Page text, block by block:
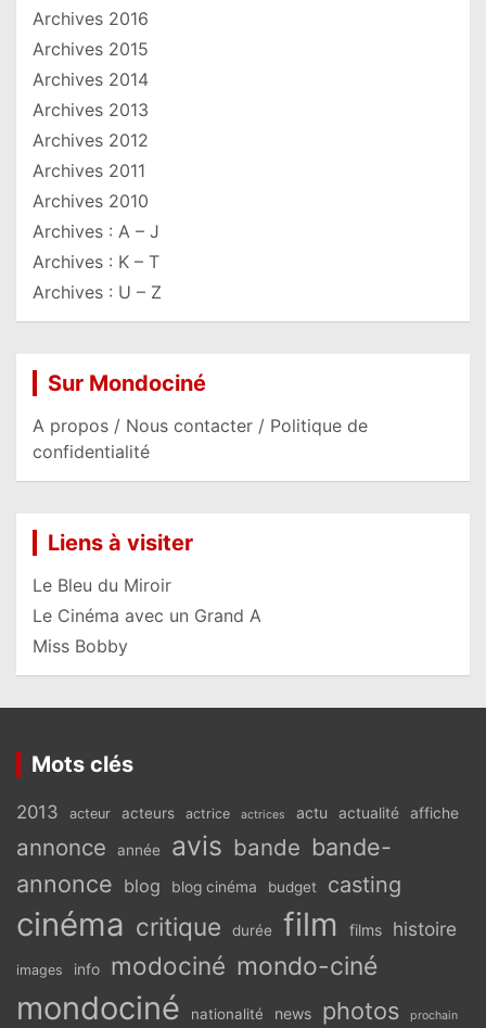
Archives 2016
Archives 2015
Archives 2014
Archives 2013
Archives 2012
Archives 2011
Archives 2010
Archives : A – J
Archives : K – T
Archives : U – Z
Sur Mondociné
A propos / Nous contacter / Politique de
confidentialité
Liens à visiter
Le Bleu du Miroir
Le Cinéma avec un Grand A
Miss Bobby
Mots clés
2013 acteur acteurs actrice actrices actu actualité affiche
annonce année avis bande bande-
annonce blog blog cinéma budget casting
cinéma critique durée film films histoire
images info modociné mondo-ciné
mondociné nationalité news photos prochain